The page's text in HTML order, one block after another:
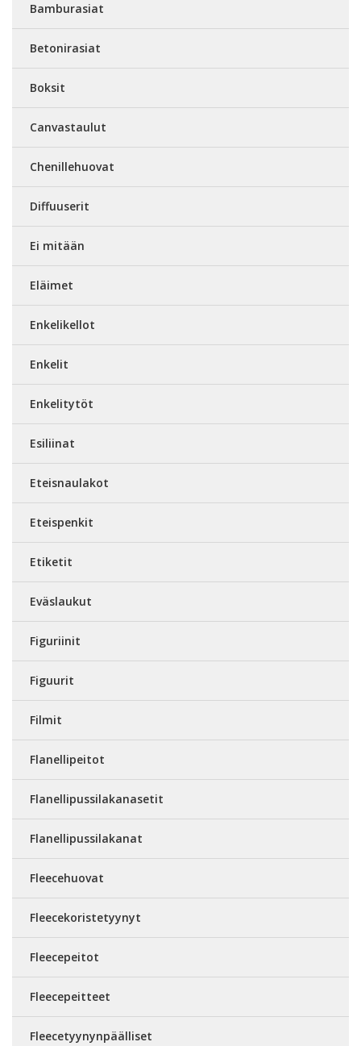
Bamburasiat
Betonirasiat
Boksit
Canvastaulut
Chenillehuovat
Diffuuserit
Ei mitään
Eläimet
Enkelikellot
Enkelit
Enkelitytöt
Esiliinat
Eteisnaulakot
Eteispenkit
Etiketit
Eväslaukut
Figuriinit
Figuurit
Filmit
Flanellipeitot
Flanellipussilakanasetit
Flanellipussilakanat
Fleecehuovat
Fleecekoristetyynyt
Fleecepeitot
Fleecepeitteet
Fleecetyynynpäälliset